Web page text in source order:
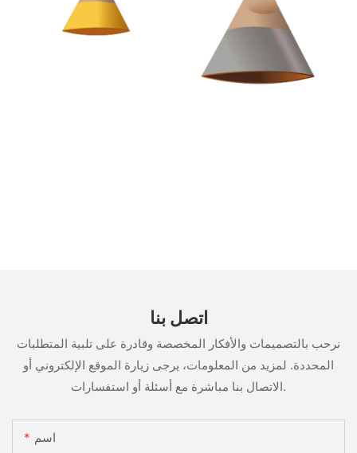
اتصل بنا
نرحب بالتصميمات والأفكار المخصصة وقادرة على تلبية المتطلبات
المحددة. لمزيد من المعلومات، يرجى زيارة الموقع الإلكتروني أو
الاتصال بنا مباشرة مع أسئلة أو استفسارات.
اسم